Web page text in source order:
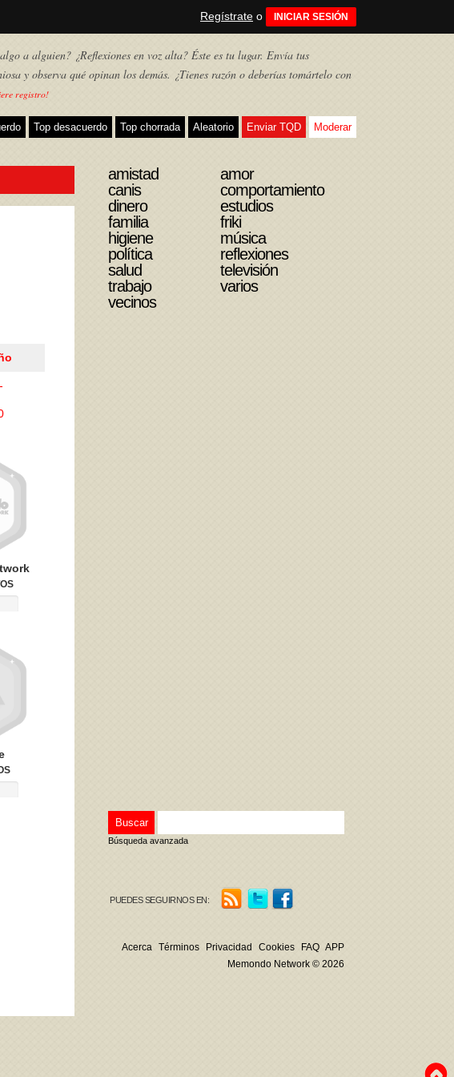
Regístrate o INICIAR SESIÓN
a alguien? ¿Reflexiones en voz alta? Éste es tu lugar. Envía tus
y observa qué opinan los demás. ¿Tienes razón o deberías tomártelo con
registro!
Top desacuerdo Top chorrada Aleatorio Enviar TQD Moderar
-
amistad
amor
canis
comportamiento
dinero
estudios
familia
friki
higiene
música
política
reflexiones
salud
televisión
trabajo
varios
vecinos
Búsqueda avanzada
PUEDES SEGUIRNOS EN:
Acerca Términos Privacidad Cookies FAQ APP
Memondo Network © 2026